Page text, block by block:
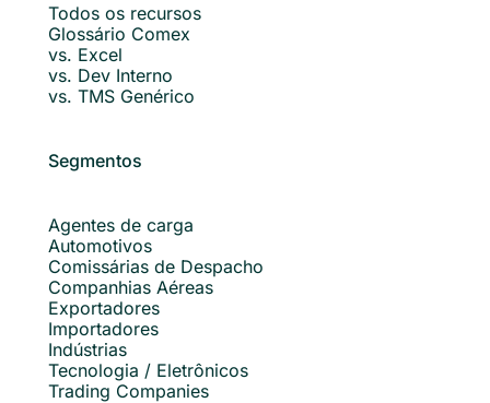
Todos os recursos
Glossário Comex
vs. Excel
vs. Dev Interno
vs. TMS Genérico
Segmentos
Agentes de carga
Automotivos
Comissárias de Despacho
Companhias Aéreas
Exportadores
Importadores
Indústrias
Tecnologia / Eletrônicos
Trading Companies